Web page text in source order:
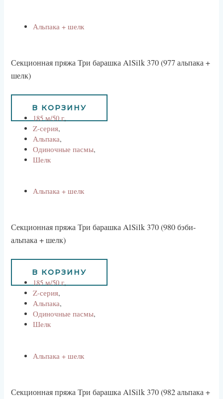
Альпака + шелк
Секционная пряжа Три барашка AlSilk 370 (977 альпака +
шелк)
1170руб
В КОРЗИНУ
185 м/50 г,
Z-серия,
Альпака,
Одиночные пасмы,
Шелк
Альпака + шелк
Секционная пряжа Три барашка AlSilk 370 (980 бэби-
альпака + шелк)
1170руб
В КОРЗИНУ
185 м/50 г,
Z-серия,
Альпака,
Одиночные пасмы,
Шелк
Альпака + шелк
Секционная пряжа Три барашка AlSilk 370 (982 альпака +